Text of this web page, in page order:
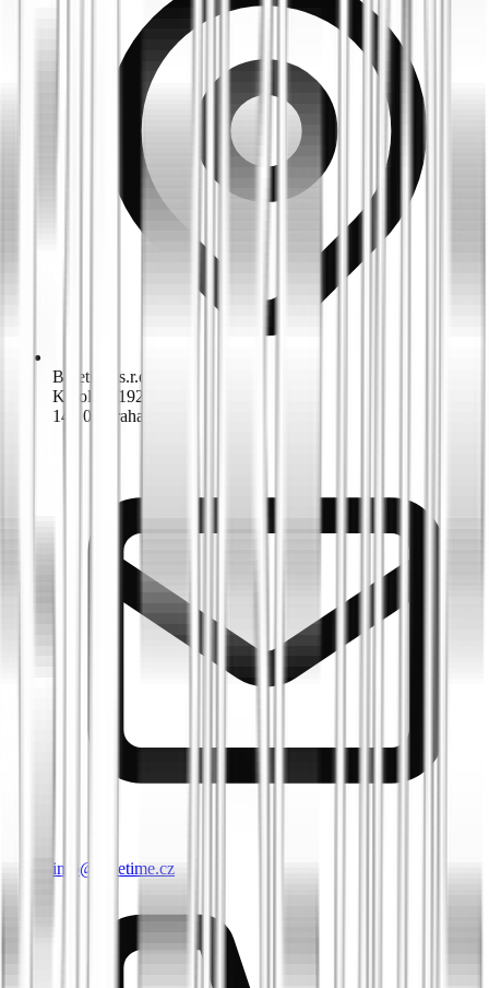
Biketime s.r.o.
K dolům 1924/42
143 00 Praha 4
info@biketime.cz